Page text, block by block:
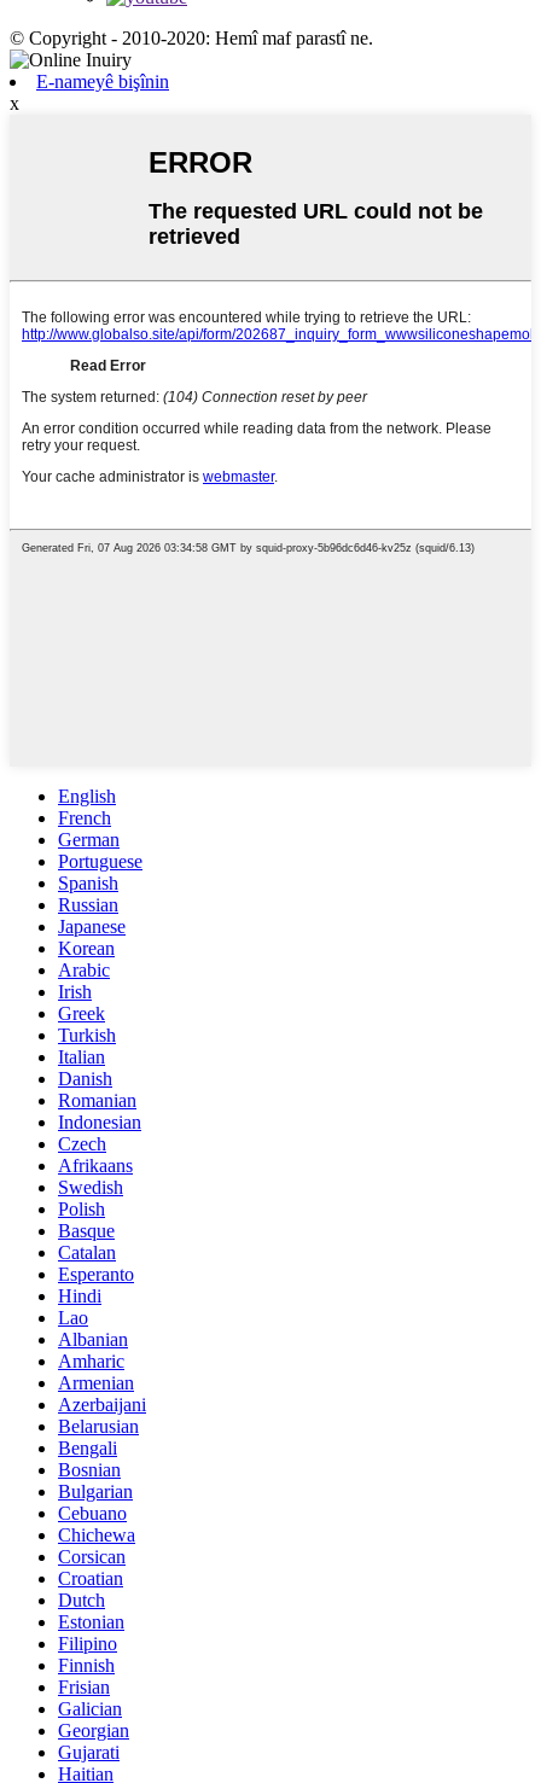
© Copyright - 2010-2020: Hemî maf parastî ne.
E-nameyê bişînin
x
English
French
German
Portuguese
Spanish
Russian
Japanese
Korean
Arabic
Irish
Greek
Turkish
Italian
Danish
Romanian
Indonesian
Czech
Afrikaans
Swedish
Polish
Basque
Catalan
Esperanto
Hindi
Lao
Albanian
Amharic
Armenian
Azerbaijani
Belarusian
Bengali
Bosnian
Bulgarian
Cebuano
Chichewa
Corsican
Croatian
Dutch
Estonian
Filipino
Finnish
Frisian
Galician
Georgian
Gujarati
Haitian